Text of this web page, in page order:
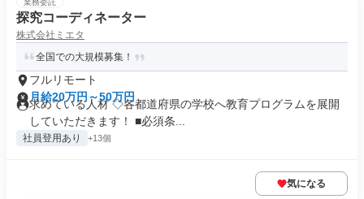
業務委託
探究コーディネーター
株式会社ミエタ
全国での大規模募集！
フルリモート
月給20万円～50万円
求めている人材 ◇各都道府県の学校へ教育プログラムを展開
していただきます！ ■必須条...
社員登用あり +13個
気になる